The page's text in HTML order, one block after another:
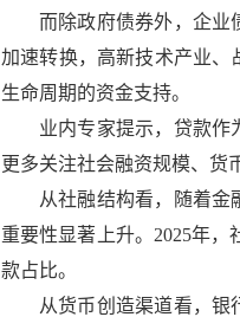
而除政府债券外，企业
加速转换，高新技术产业、
生命周期的资金支持。
业内专家提示，贷款作
更多关注社会融资规模、货
从社融结构看，随着金
重要性显著上升。2025年
款占比。
从货币创造渠道看，